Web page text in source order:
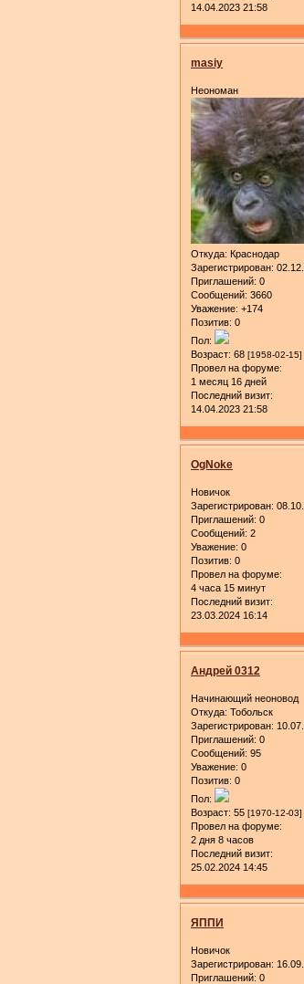
14.04.2023 21:58
masiy
Неономан
Откуда: Краснодар
Зарегистрирован:
Приглашений: 0
Сообщений: 3660
Уважение: +174
Позитив: 0
Пол:
Возраст: 68 [1958-02-15]
Провел на форуме:
1 месяц 16 дней
Последний визит:
14.04.2023 21:58
OgNoke
Новичок
Зарегистрирован:
Приглашений: 0
Сообщений: 2
Уважение: 0
Позитив: 0
Провел на форуме:
4 часа 15 минут
Последний визит:
23.03.2024 16:14
Андрей 0312
Начинающий неоновод
Откуда: Тобольск
Зарегистрирован:
Приглашений: 0
Сообщений: 95
Уважение: 0
Позитив: 0
Пол:
Возраст: 55 [1970-12-03]
Провел на форуме:
2 дня 8 часов
Последний визит:
25.02.2024 14:45
ЯППИ
Новичок
Зарегистрирован:
Приглашений: 0